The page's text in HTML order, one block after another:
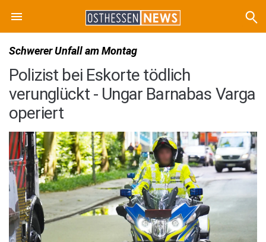
Schwerer Unfall am Montag
Polizist bei Eskorte tödlich
verunglückt - Ungar Barnabas Varga
operiert